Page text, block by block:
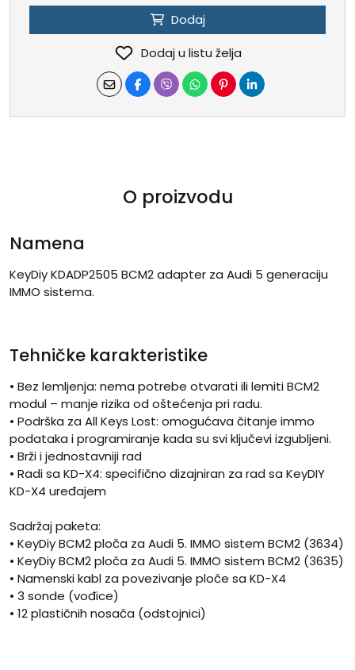
Dodaj
Dodaj u listu želja
O proizvodu
Namena
KeyDiy KDADP2505 BCM2 adapter za Audi 5 generaciju
IMMO sistema.
Tehničke karakteristike
• Bez lemljenja: nema potrebe otvarati ili lemiti BCM2
modul – manje rizika od oštećenja pri radu.
• Podrška za All Keys Lost: omogućava čitanje immo
podataka i programiranje kada su svi ključevi izgubljeni.
• Brži i jednostavniji rad
• Radi sa KD-X4: specifično dizajniran za rad sa KeyDIY
KD-X4 uređajem
Sadržaj paketa:
• KeyDiy BCM2 ploča za Audi 5. IMMO sistem BCM2 (3634)
• KeyDiy BCM2 ploča za Audi 5. IMMO sistem BCM2 (3635)
• Namenski kabl za povezivanje ploče sa KD-X4
• 3 sonde (vođice)
• 12 plastičnih nosača (odstojnici)